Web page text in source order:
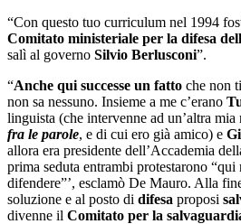
“Con questo tuo curriculum nel 1994
Comitato ministeriale per la difesa
salì al governo Silvio Berlusconi”.
“Anche qui successe un fatto che non
non sa nessuno. Insieme a me c’erano
linguista (che intervenne ad un’altra mia
fra le parole, e di cui ero già amico) e
allora era presidente dell’Accademia
prima seduta entrambi protestarono “qui
difendere”’, esclamò De Mauro. Alla
soluzione e al posto di difesa proposi
divenne il Comitato per la